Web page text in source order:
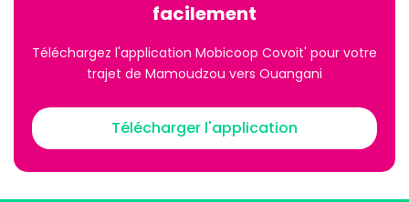
facilement
Téléchargez l'application Mobicoop Covoit' pour votre
trajet de Mamoudzou vers Ouangani
Télécharger l'application